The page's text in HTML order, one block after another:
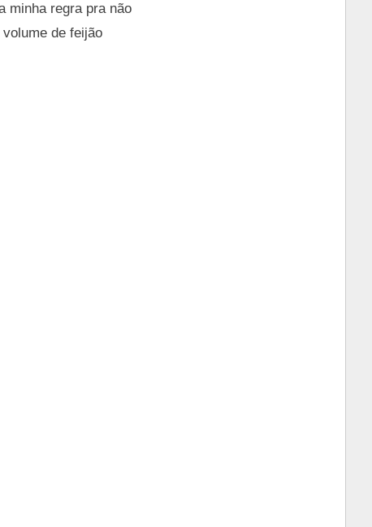
minha regra pra não
de feijão